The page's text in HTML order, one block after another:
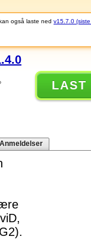
også laste ned v15.7.0
LAST
Anmeldelser